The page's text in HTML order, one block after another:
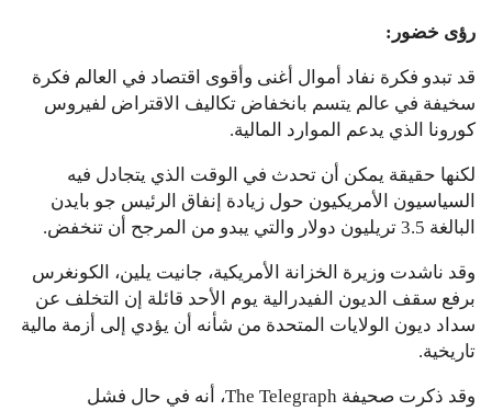
رؤى خضور:
قد تبدو فكرة نفاد أموال أغنى وأقوى اقتصاد في العالم فكرة
سخيفة في عالم يتسم بانخفاض تكاليف الاقتراض لفيروس
كورونا الذي يدعم الموارد المالية.
لكنها حقيقة يمكن أن تحدث في الوقت الذي يتجادل فيه
السياسيون الأمريكيون حول زيادة إنفاق الرئيس جو بايدن
البالغة 3.5 تريليون دولار والتي يبدو من المرجح أن تنخفض.
وقد ناشدت وزيرة الخزانة الأمريكية، جانيت يلين، الكونغرس
برفع سقف الديون الفيدرالية يوم الأحد قائلة إن التخلف عن
سداد ديون الولايات المتحدة من شأنه أن يؤدي إلى أزمة مالية
تاريخية.
وقد ذكرت صحيفة The Telegraph، أنه في حال فشل